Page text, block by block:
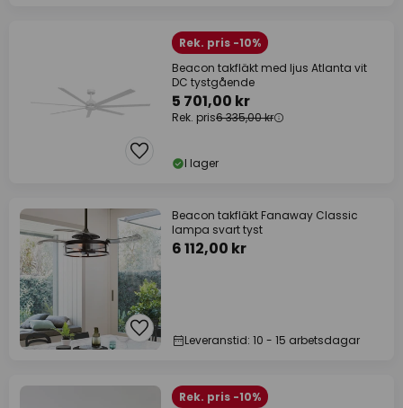
Rek. pris -10%
Beacon takfläkt med ljus Atlanta vit
DC tystgående
5 701,00 kr
Rek. pris6 335,00 kr
I lager
Beacon takfläkt Fanaway Classic
lampa svart tyst
6 112,00 kr
Leveranstid: 10 - 15 arbetsdagar
Rek. pris -10%